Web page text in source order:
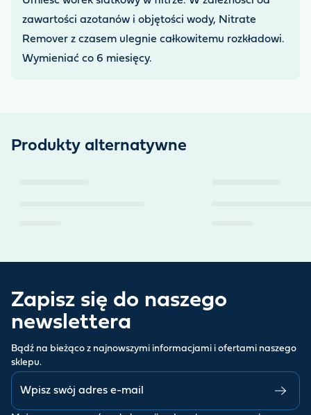
zawartości azotanów i objętości wody, Nitrate
Remover z czasem ulegnie całkowitemu rozkładowi.
Wymieniać co 6 miesięcy.
Produkty alternatywne
Zapisz się do naszego
newslettera
Bądź na bieżąco z najnowszymi informacjami i ofertami naszego
sklepu.